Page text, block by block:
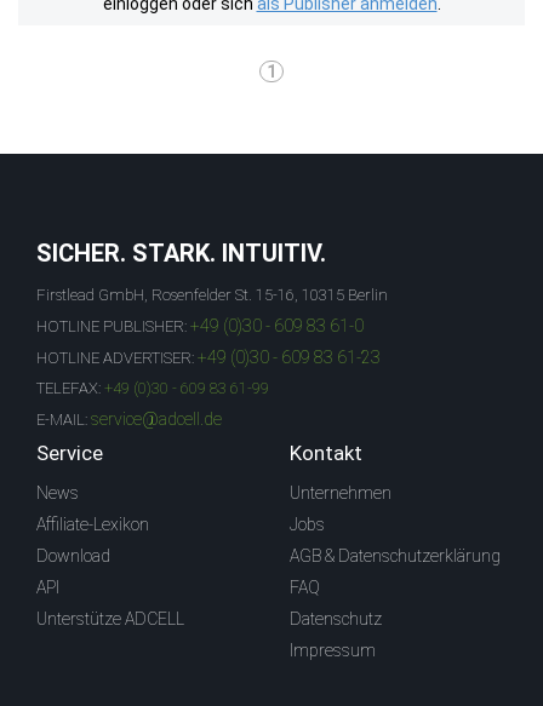
1
SICHER. STARK. INTUITIV.
Firstlead GmbH, Rosenfelder St. 15-16, 10315 Berlin
HOTLINE PUBLISHER: +49 (0)30 - 609 83 61-0
HOTLINE ADVERTISER: +49 (0)30 - 609 83 61-23
TELEFAX: +49 (0)30 - 609 83 61-99
E-MAIL: service@adcell.de
Service
News
Affiliate-Lexikon
Download
API
Unterstütze ADCELL
Kontakt
Unternehmen
Jobs
AGB & Datenschutzerklärung
FAQ
Datenschutz
Impressum